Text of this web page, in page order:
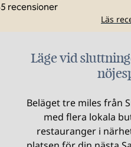
Läs
Läge vid
Beläget tre miles från
med flera lokala
restauranger i